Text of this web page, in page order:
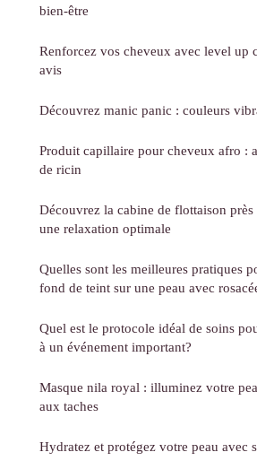
bien-être
Renforcez vos cheveux avec level up
avis
Découvrez manic panic : couleurs
Produit capillaire pour cheveux afro :
de ricin
Découvrez la cabine de flottaison près
une relaxation optimale
Quelles sont les meilleures pratiques
fond de teint sur une peau avec
Quel est le protocole idéal de soins
à un événement important?
Masque nila royal : illuminez votre
aux taches
Hydratez et protégez votre peau avec